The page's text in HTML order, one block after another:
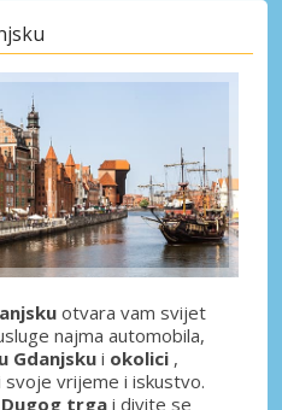
otvara vam svijet
najma automobila,
Gdanjsku i okolici ,
svoje vrijeme i iskustvo.
trga i divite se